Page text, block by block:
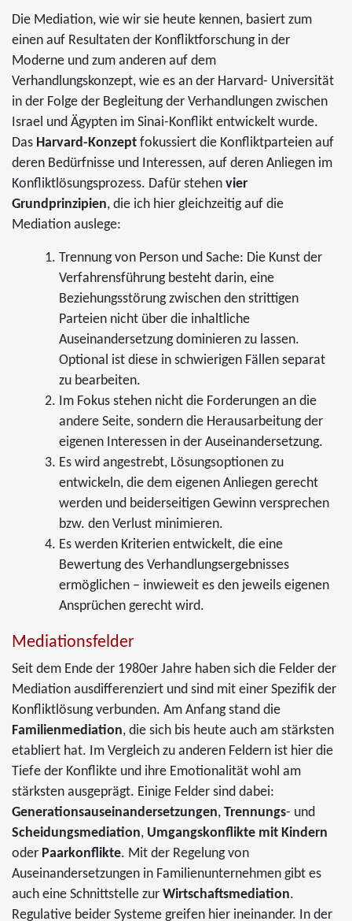
Die Mediation, wie wir sie heute kennen, basiert zum
einen auf Resultaten der Konfliktforschung in der
Moderne und zum anderen auf dem
Verhandlungskonzept, wie es an der Harvard- Universität
in der Folge der Begleitung der Verhandlungen zwischen
Israel und Ägypten im Sinai-Konflikt entwickelt wurde.
Das Harvard-Konzept fokussiert die Konfliktparteien auf
deren Bedürfnisse und Interessen, auf deren Anliegen im
Konfliktlösungsprozess. Dafür stehen vier
Grundprinzipien, die ich hier gleichzeitig auf die
Mediation auslege:
Trennung von Person und Sache: Die Kunst der
Verfahrensführung besteht darin, eine
Beziehungsstörung zwischen den strittigen
Parteien nicht über die inhaltliche
Auseinandersetzung dominieren zu lassen.
Optional ist diese in schwierigen Fällen separat
zu bearbeiten.
Im Fokus stehen nicht die Forderungen an die
andere Seite, sondern die Herausarbeitung der
eigenen Interessen in der Auseinandersetzung.
Es wird angestrebt, Lösungsoptionen zu
entwickeln, die dem eigenen Anliegen gerecht
werden und beiderseitigen Gewinn versprechen
bzw. den Verlust minimieren.
Es werden Kriterien entwickelt, die eine
Bewertung des Verhandlungsergebnisses
ermöglichen – inwieweit es den jeweils eigenen
Ansprüchen gerecht wird.
Mediationsfelder
Seit dem Ende der 1980er Jahre haben sich die Felder der
Mediation ausdifferenziert und sind mit einer Spezifik der
Konfliktlösung verbunden. Am Anfang stand die
Familienmediation, die sich bis heute auch am stärksten
etabliert hat. Im Vergleich zu anderen Feldern ist hier die
Tiefe der Konflikte und ihre Emotionalität wohl am
stärksten ausgeprägt. Einige Felder sind dabei:
Generationsauseinandersetzungen, Trennungs- und
Scheidungsmediation, Umgangskonflikte mit Kindern
oder Paarkonflikte. Mit der Regelung von
Auseinandersetzungen in Familienunternehmen gibt es
auch eine Schnittstelle zur Wirtschaftsmediation.
Regulative beider Systeme greifen hier ineinander. In der